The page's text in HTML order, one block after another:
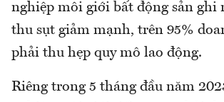
nghiệp môi giới bất động sản ghi
thu sụt giảm mạnh, trên 95%
phải thu hẹp quy mô lao động.
Riêng trong 5 tháng đầu năm